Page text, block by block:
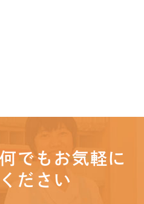
でもお気軽に
ださい